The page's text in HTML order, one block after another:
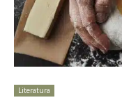
Literatura